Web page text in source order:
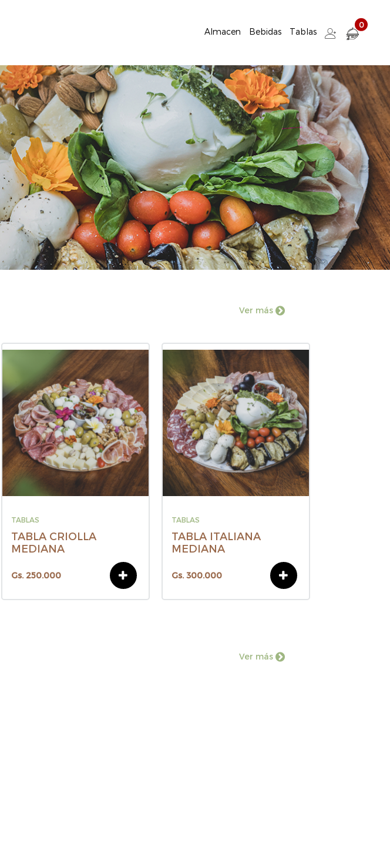
Almacen Bebidas Tablas
0
Ver más
TABLAS
TABLA CRIOLLA
MEDIANA
Gs. 250.000
TABLAS
TABLA ITALIANA
MEDIANA
Gs. 300.000
Ver más